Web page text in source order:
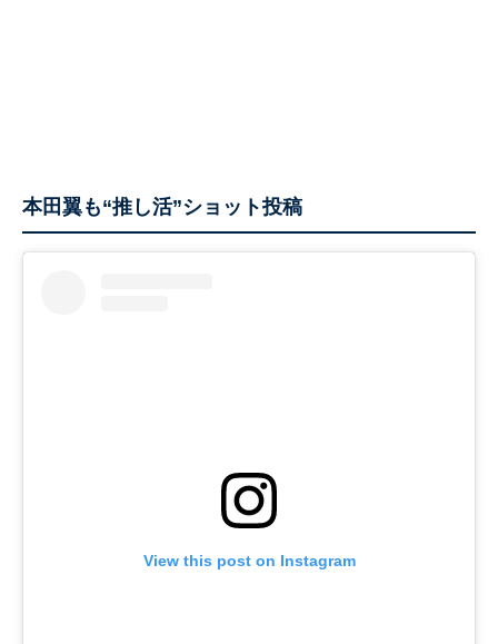
本田翼も“推し活”ショット投稿
View this post on Instagram